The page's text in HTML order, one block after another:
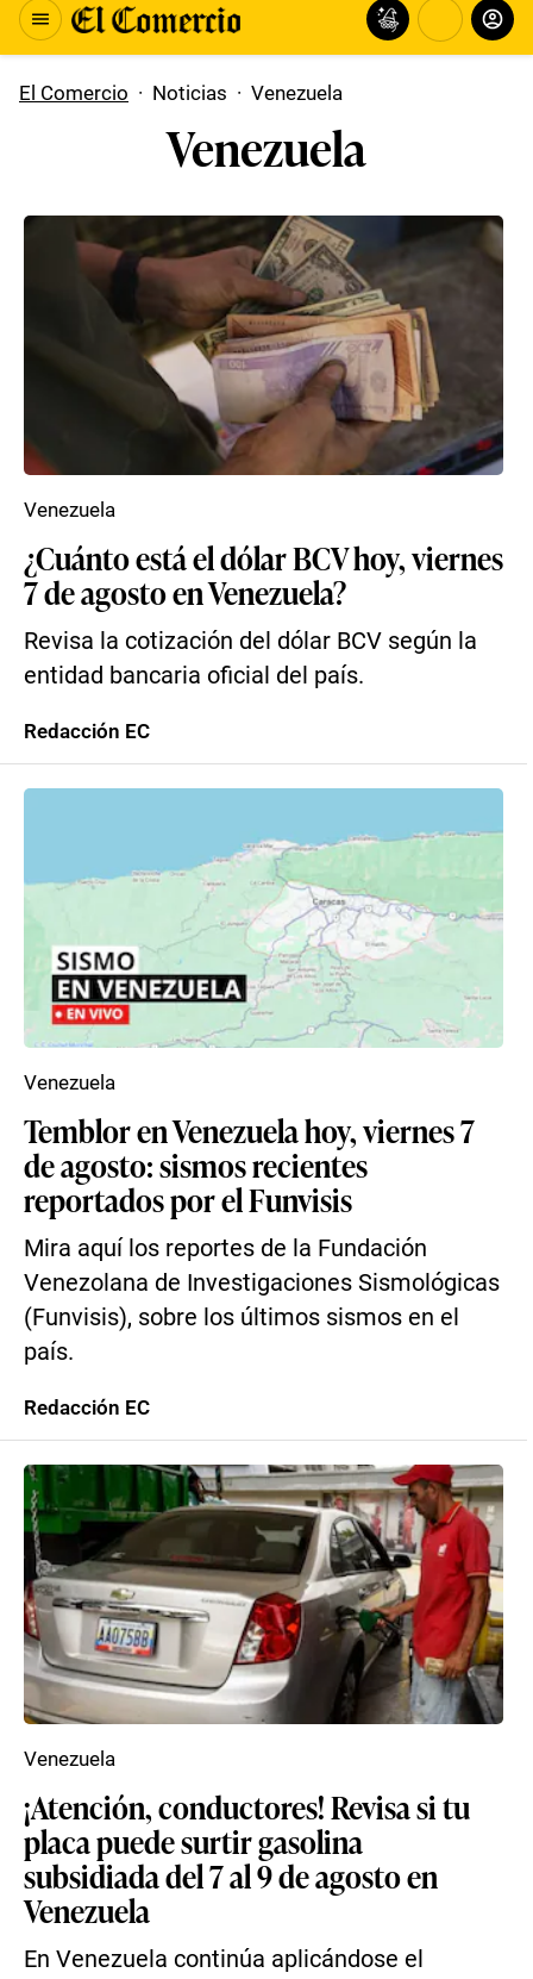
El Comercio · Noticias · Venezuela
Venezuela
¿Cuánto está el dólar BCV hoy, viernes
7 de agosto en Venezuela?
Revisa la cotización del dólar BCV según la
entidad bancaria oficial del país.
Venezuela
Redacción EC
Temblor en Venezuela hoy, viernes 7
de agosto: sismos recientes
reportados por el Funvisis
Mira aquí los reportes de la Fundación
Venezolana de Investigaciones Sismológicas
(Funvisis), sobre los últimos sismos en el
país.
Venezuela
Redacción EC
¡Atención, conductores! Revisa si tu
placa puede surtir gasolina
subsidiada del 7 al 9 de agosto en
Venezuela
En Venezuela continúa aplicándose el
Venezuela